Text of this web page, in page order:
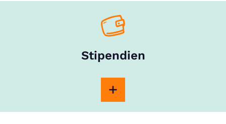
Stipendien